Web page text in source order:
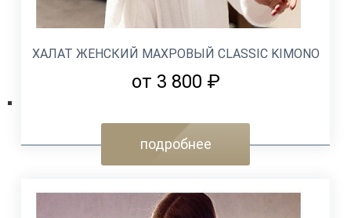
ХАЛАТ ЖЕНСКИЙ МАХРОВЫЙ CLASSIC KIMONO
от 3 800 ₽
подробнее